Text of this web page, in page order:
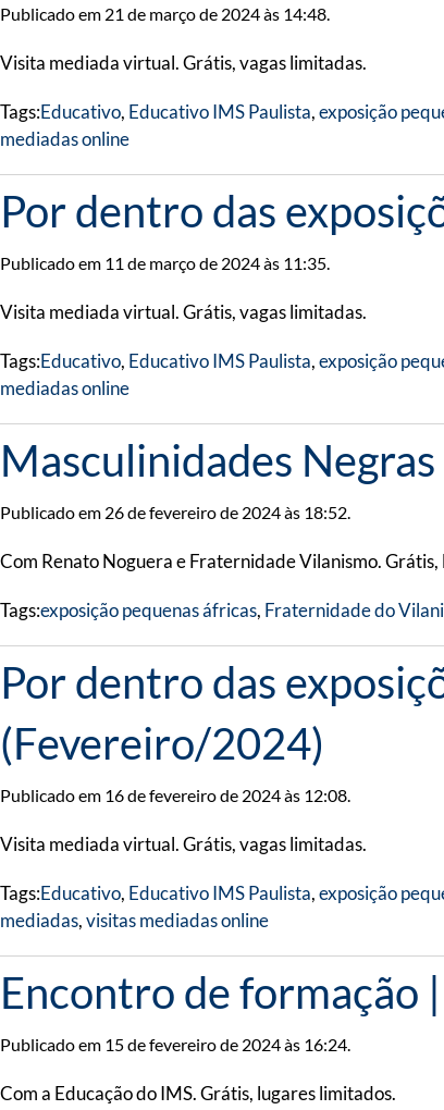
Publicado em 21 de março de 2024 às 14:48.
Visita mediada virtual. Grátis, vagas limitadas.
Tags:Educativo, Educativo IMS Paulista,exposição
mediadas online
Por dentro das
Publicado em 11 de março de 2024 às 11:35.
Visita mediada virtual. Grátis, vagas limitadas.
Tags:Educativo, Educativo IMS Paulista,exposição
mediadas online
Masculinidades Negras
Publicado em 26 de fevereiro de 2024 às 18:52.
Com Renato Noguera e Fraternidade Vilanismo.
Tags:exposição pequenas áfricas, Fraternidade do
Por dentro das
(Fevereiro/2024)
Publicado em 16 de fevereiro de 2024 às 12:08.
Visita mediada virtual. Grátis, vagas limitadas.
Tags:Educativo, Educativo IMS Paulista,exposição
mediadas,visitas mediadas online
Encontro de formação
Publicado em 15 de fevereiro de 2024 às 16:24.
Com a Educação do IMS. Grátis, lugares limitados.